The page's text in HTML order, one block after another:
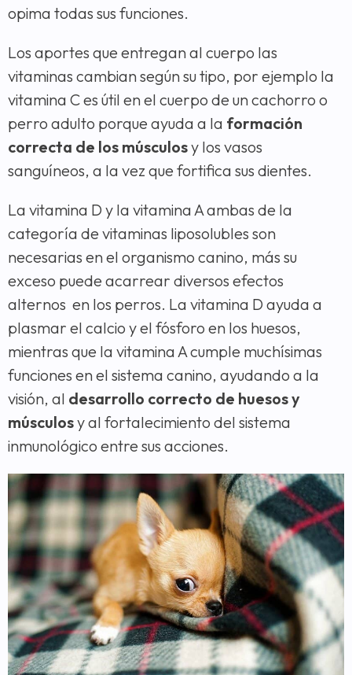
opima todas sus funciones.
Los aportes que entregan al cuerpo las
vitaminas cambian según su tipo, por ejemplo la
vitamina C es útil en el cuerpo de un cachorro o
perro adulto porque ayuda a la formación
correcta de los músculosy los vasos
sanguíneos, a la vez que fortifica sus dientes.
La vitamina D y la vitamina A ambas de la
categoría de vitaminas liposolubles son
necesarias en el organismo canino, más su
exceso puede acarrear diversos efectos
alternos en los perros. La vitamina D ayuda a
plasmar el calcio y el fósforo en los huesos,
mientras que la vitamina A cumple muchísimas
funciones en el sistema canino, ayudando a la
visión, al desarrollo correcto de huesos y
músculosy al fortalecimiento del sistema
inmunológico entre sus acciones.